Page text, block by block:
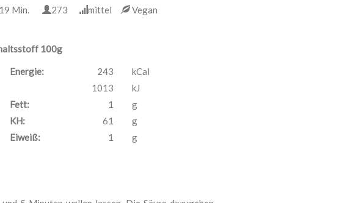
Min. 273 mittel Vegan
100g
Energie: 243
kCal
1013
kJ
Fett:
1
g
KH:
61
g
Eiweiß:
1 g